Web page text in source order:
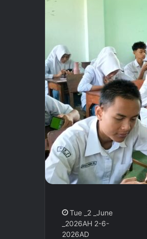
Tue _2 _June
_2026AH 2-6-
2026AD